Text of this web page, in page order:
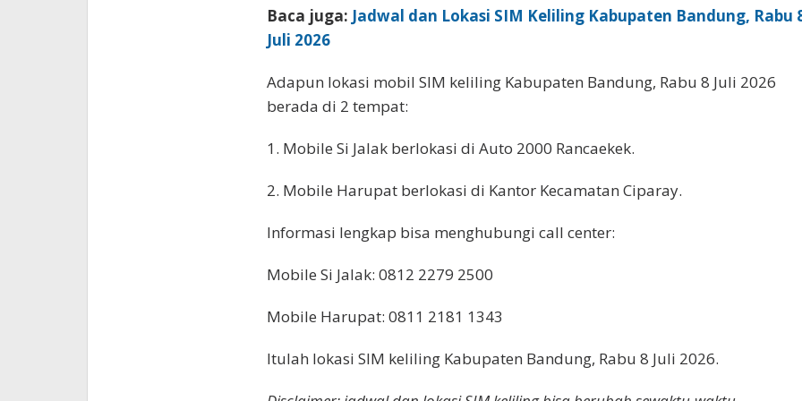
Baca juga: Jadwal dan Lokasi SIM Keliling Kabupaten Bandung, Rabu
Juli 2026
Adapun lokasi mobil SIM keliling Kabupaten Bandung, Rabu 8 Juli 2026
berada di 2 tempat:
1. Mobile Si Jalak berlokasi di Auto 2000 Rancaekek.
2. Mobile Harupat berlokasi di Kantor Kecamatan Ciparay.
Informasi lengkap bisa menghubungi call center:
Mobile Si Jalak: 0812 2279 2500
Mobile Harupat: 0811 2181 1343
Itulah lokasi SIM keliling Kabupaten Bandung, Rabu 8 Juli 2026.